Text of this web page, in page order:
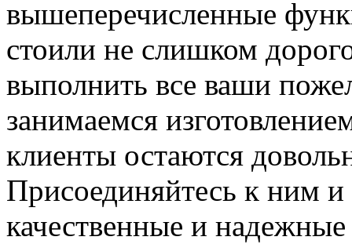
вышеперечисленные
стоили не слишком
выполнить все ваши
занимаемся
клиенты остаются
Присоединяйтесь к ним
качественные и